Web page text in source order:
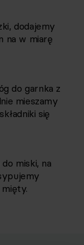
dodajemy
na w miarę
do garnka z
mieszamy
się
miski, na